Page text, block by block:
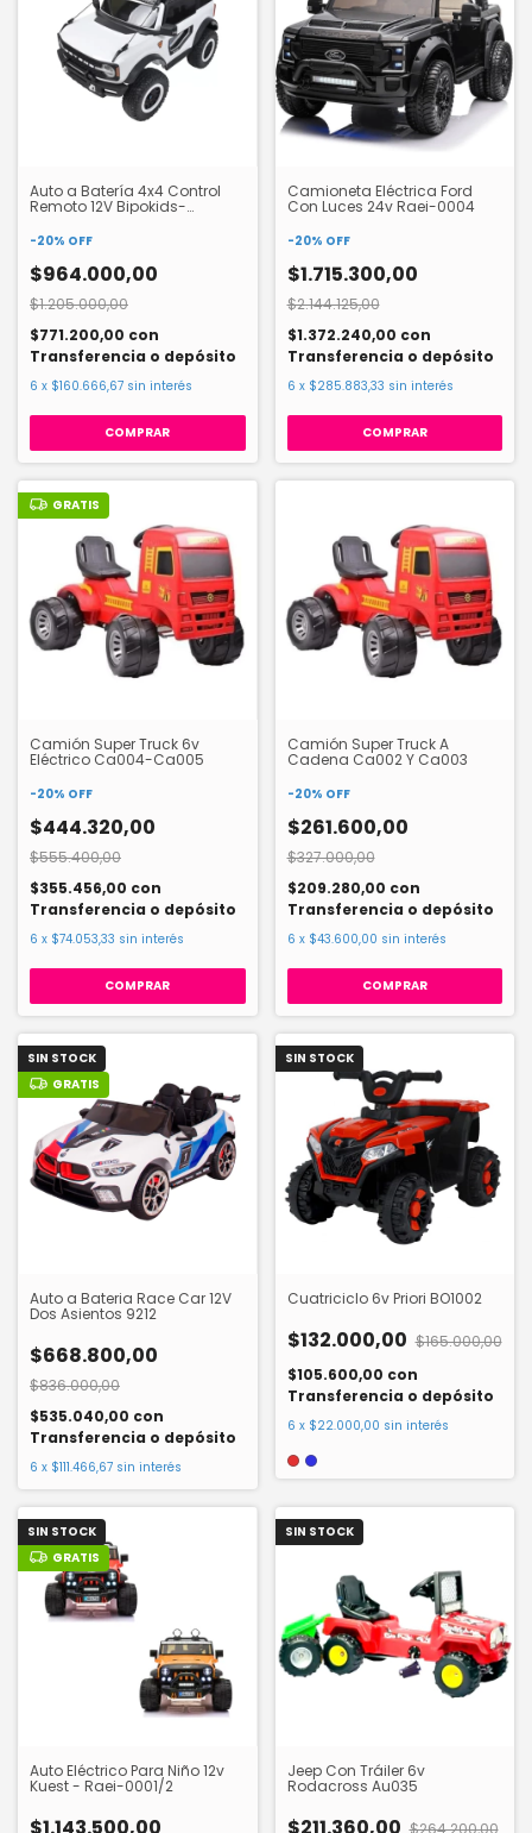
Auto a Batería 4x4 Control
Remoto 12V Bipokids-
-20% OFF
$964.000,00
$1.205.000,00
$771.200,00 con
Transferencia o depósito
6 x $160.666,67 sin interés
Camioneta Eléctrica Ford
Con Luces 24v Raei-0004
-20% OFF
$1.715.300,00
$2.144.125,00
$1.372.240,00 con
Transferencia o depósito
6 x $285.883,33 sin interés
GRATIS
Camión Super Truck 6v
Eléctrico Ca004-Ca005
-20% OFF
$444.320,00
$555.400,00
$355.456,00 con
Transferencia o depósito
6 x $74.053,33 sin interés
COMPRAR
Camión Super Truck A
Cadena Ca002 Y Ca003
-20% OFF
$261.600,00
$327.000,00
$209.280,00 con
Transferencia o depósito
6 x $43.600,00 sin interés
COMPRAR
SIN STOCK
GRATIS
Auto a Bateria Race Car 12V
Dos Asientos 9212
$668.800,00
$836.000,00
$535.040,00 con
Transferencia o depósito
6 x $111.466,67 sin interés
SIN STOCK
Cuatriciclo 6v Priori BO1002
$132.000,00 $165.000,00
$105.600,00 con
Transferencia o depósito
6 x $22.000,00 sin interés
SIN STOCK
GRATIS
Auto Eléctrico Para Niño 12v
Kuest - Raei-0001/2
SIN STOCK
Jeep Con Tráiler 6v
Rodacross Au035
$264.200,00